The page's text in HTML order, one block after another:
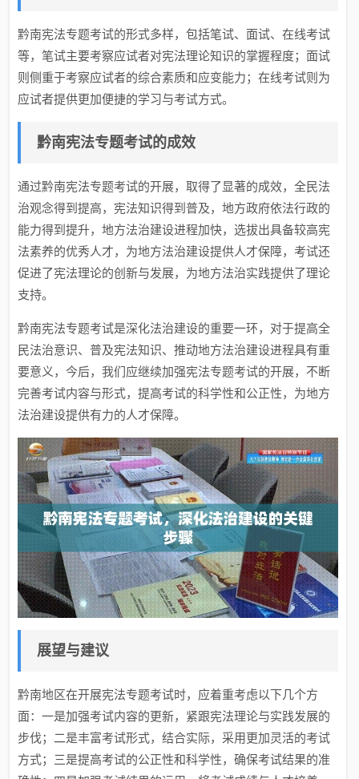
黔南宪法专题考试的形式多样，包括笔试、面试、在线考试
等，笔试主要考察应试者对宪法理论知识的掌握程度；面试
则侧重于考察应试者的综合素质和应变能力；在线考试则为
应试者提供更加便捷的学习与考试方式。
黔南宪法专题考试的成效
通过黔南宪法专题考试的开展，取得了显著的成效，全民法
治观念得到提高，宪法知识得到普及，地方政府依法行政的
能力得到提升，地方法治建设进程加快，选拔出具备较高宪
法素养的优秀人才，为地方法治建设提供人才保障，考试还
促进了宪法理论的创新与发展，为地方法治实践提供了理论
支持。
黔南宪法专题考试是深化法治建设的重要一环，对于提高全
民法治意识、普及宪法知识、推动地方法治建设进程具有重
要意义，今后，我们应继续加强宪法专题考试的开展，不断
完善考试内容与形式，提高考试的科学性和公正性，为地方
法治建设提供有力的人才保障。
展望与建议
黔南地区在开展宪法专题考试时，应着重考虑以下几个方
面：一是加强考试内容的更新，紧跟宪法理论与实践发展的
步伐；二是丰富考试形式，结合实际，采用更加灵活的考试
方式；三是提高考试的公正性和科学性，确保考试结果的准